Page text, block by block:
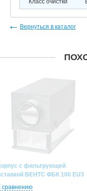
Класс очистки
Вернуться в каталог
с фильтрующей
ВЕНТС ФБК 100 EU3
сравнению